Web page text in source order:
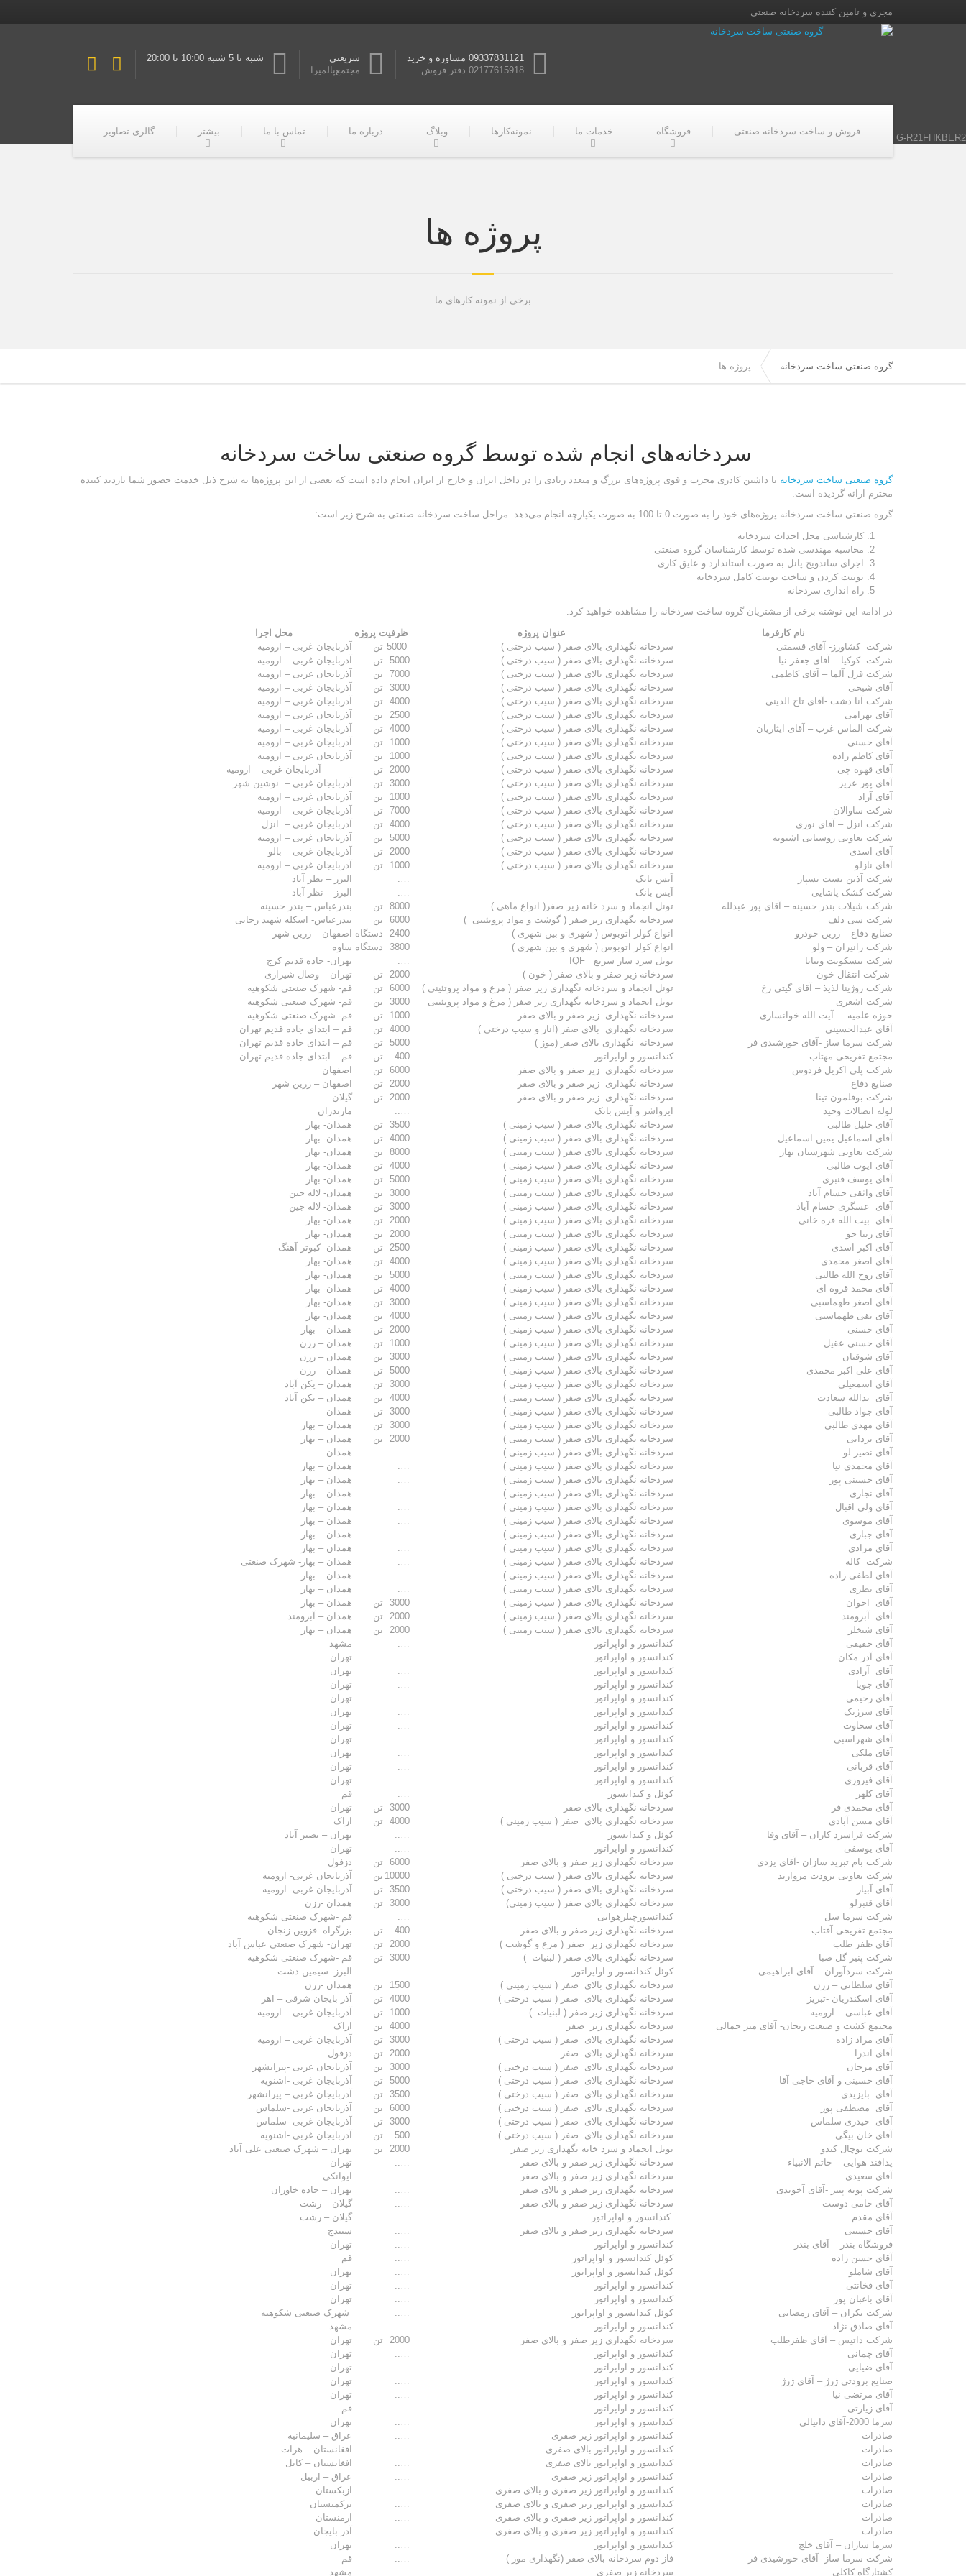
مجری و تامین کننده سردخانه صنعتی
09337831121 مشاوره و خرید
02177615918 دفتر فروش
شریعتی
مجتمع‌پالمیرا
شنبه تا 5 شنبه 10:00 تا 20:00
فروش و ساخت سردخانه صنعتی فروشگاه خدمات ما نمونه‌کارها وبلاگ درباره ما تماس با ما بیشتر گالری تصاویر
G-R21FHKBER2
پروژه ها
برخی از نمونه کارهای ما
گروه صنعتی ساخت سردخانه پروژه ها
سردخانه‌های انجام شده توسط گروه صنعتی ساخت سردخانه
گروه صنعتی ساخت سردخانه با داشتن کادری مجرب و قوی پروژه‌های بزرگ و متعدد زیادی را در داخل ایران و خارج از ایران انجام داده است که بعضی از این پروژه‌ها به شرح ذیل خدمت حضور شما بازدید کننده
محترم ارائه گردیده است.
گروه صنعتی ساخت سردخانه پروژه‌های خود را به صورت 0 تا 100 به صورت یکپارچه انجام می‌دهد. مراحل ساخت سردخانه صنعتی به شرح زیر است:
کارشناسی محل احداث سردخانه
محاسبه مهندسی شده توسط کارشناسان گروه صنعتی
اجرای ساندویچ پانل به صورت استاندارد و عایق کاری
یونیت کردن و ساخت یونیت کامل سردخانه
راه اندازی سردخانه
در ادامه این نوشته برخی از مشتریان گروه ساخت سردخانه را مشاهده خواهید کرد.
نام کارفرما
عنوان پروژه ظرفیت پروژه
محل اجرا
شرکت کشاورز- آقای قسمتی
سردخانه نگهداری بالای صفر ( سیب درختی ) تن
آذربایجان غربی – ارومیه
شرکت کوکیا – آقای جعفر نیا
سردخانه نگهداری بالای صفر ( سیب درختی ) 5000 تن
آذربایجان غربی – ارومیه
شرکت قزل آلما – آقای کاظمی
سردخانه نگهداری بالای صفر ( سیب درختی ) 7000 تن
آذربایجان غربی – ارومیه
آقای شیخی
سردخانه نگهداری بالای صفر ( سیب درختی ) 3000 تن
آذربایجان غربی – ارومیه
شرکت آنا دشت -آقای تاج الدینی
سردخانه نگهداری بالای صفر ( سیب درختی ) 4000 تن
آذربایجان غربی – ارومیه
آقای بهرامی
سردخانه نگهداری بالای صفر ( سیب درختی ) 2500 تن
آذربایجان غربی – ارومیه
شرکت الماس غرب – آقای ایثاریان
سردخانه نگهداری بالای صفر ( سیب درختی ) 4000 تن
آذربایجان غربی – ارومیه
آقای حسنی
سردخانه نگهداری بالای صفر ( سیب درختی ) 1000 تن
آذربایجان غربی – ارومیه
آقای کاظم زاده
سردخانه نگهداری بالای صفر ( سیب درختی ) 1000 تن
آذربایجان غربی – ارومیه
آقای قهوه چی
سردخانه نگهداری بالای صفر ( سیب درختی ) 2000 تن
آذربایجان غربی – ارومیه
آقای پور عزیز
سردخانه نگهداری بالای صفر ( سیب درختی ) 3000 تن
آذربایجان غربی – نوشین شهر
آقای آزاد
سردخانه نگهداری بالای صفر ( سیب درختی ) 1000 تن
آذربایجان غربی – ارومیه
شرکت ساوالان
سردخانه نگهداری بالای صفر ( سیب درختی ) 7000 تن
آذربایجان غربی – ارومیه
شرکت انزل – آقای نوری
سردخانه نگهداری بالای صفر ( سیب درختی ) 4000 تن
آذربایجان غربی – انزل
شرکت تعاونی روستایی اشنویه
سردخانه نگهداری بالای صفر ( سیب درختی ) 5000 تن
آذربایجان غربی – ارومیه
آقای اسدی
سردخانه نگهداری بالای صفر ( سیب درختی ) 2000 تن
آذربایجان غربی – بالو
آقای نازلو
سردخانه نگهداری بالای صفر ( سیب درختی ) 1000 تن
آذربایجان غربی – ارومیه
شرکت آذین بست بسپار
آیس بانک
البرز – نظر آباد
شرکت کشک پاشایی
آیس بانک
البرز – نظر آباد
شرکت شیلات بندر حسینه – آقای پور عبدلله
تونل انجماد و سرد خانه زیر صفر( انواع ماهی ) 8000 تن
بندرعباس – بندر حسینه
شرکت سی دلف
سردخانه نگهداری زیر صفر ( گوشت و مواد پروتئینی ) 6000 تن
بندرعباس- اسکله شهید رجایی
صنایع دفاع – زرین خودرو
انواع کولر اتوبوس ( شهری و بین شهری ) 2400 دستگاه اصفهان – زرین شهر
شرکت رانیران – ولو
انواع کولر اتوبوس ( شهری و بین شهری ) 3800 دستگاه ساوه
شرکت بیسکویت ویتانا
تونل سرد ساز سریع IQF
تهران- جاده قدیم کرج
شرکت انتقال خون
سردخانه زیر صفر و بالای صفر ( خون ) 2000 تن
تهران – وصال شیرازی
شرکت روژینا لذیذ – آقای گیتی رخ
تونل انجماد و سردخانه نگهداری زیر صفر ( مرغ و مواد پروتئینی ) 6000 تن
قم- شهرک صنعتی شکوهیه
شرکت اشعری
تونل انجماد و سردخانه نگهداری زیر صفر ( مرغ و مواد پروتئینی 3000 تن
قم- شهرک صنعتی شکوهیه
حوزه علمیه – آیت الله خوانساری
سردخانه نگهداری زیر صفر و بالای صفر 1000 تن
قم- شهرک صنعتی شکوهیه
آقای عبدالحسینی
سردخانه نگهداری بالای صفر (انار و سیب درختی ) 4000 تن
قم – ابتدای جاده قدیم تهران
شرکت سرما ساز -آقای خورشیدی فر
سردخانه نگهداری بالای صفر (موز ) 5000 تن
قم – ابتدای جاده قدیم تهران
مجتمع تفریحی مهتاب
کندانسور و اواپراتور 400 تن
قم – ابتدای جاده قدیم تهران
شرکت پلی اکریل فردوس
سردخانه نگهداری زیر صفر و بالای صفر 6000 تن
اصفهان
صنایع دفاع
سردخانه نگهداری زیر صفر و بالای صفر 2000 تن
اصفهان – زرین شهر
شرکت بوقلمون تینا
سردخانه نگهداری زیر صفر و بالای صفر 2000 تن
گیلان
لوله اتصالات وحید
ایرواشر و آیس بانک
مازندران
آقای خلیل طالبی
سردخانه نگهداری بالای صفر ( سیب زمینی ) 3500 تن
همدان- بهار
آقای اسماعیل یمین اسماعیل
سردخانه نگهداری بالای صفر ( سیب زمینی ) 4000 تن
همدان- بهار
شرکت تعاونی شهرستان بهار
سردخانه نگهداری بالای صفر ( سیب زمینی ) 8000 تن
همدان- بهار
آقای ایوب طالبی
سردخانه نگهداری بالای صفر ( سیب زمینی ) 4000 تن
همدان- بهار
آقای یوسف قنبری
سردخانه نگهداری بالای صفر ( سیب زمینی ) 5000 تن
همدان- بهار
آقای واثقی حسام آباد
سردخانه نگهداری بالای صفر ( سیب زمینی ) 3000 تن
همدان- لاله جین
آقای عسگری حسام آباد
سردخانه نگهداری بالای صفر ( سیب زمینی ) 3000 تن
همدان- لاله جین
آقای بیت الله قره خانی
سردخانه نگهداری بالای صفر ( سیب زمینی ) 2000 تن
همدان- بهار
آقای زیبا جو
سردخانه نگهداری بالای صفر ( سیب زمینی ) 2000 تن
همدان- بهار
آقای اکبر اسدی
سردخانه نگهداری بالای صفر ( سیب زمینی ) 2500 تن
همدان- کبوتر آهنگ
آقای اصغر محمدی
سردخانه نگهداری بالای صفر ( سیب زمینی ) 4000 تن
همدان- بهار
آقای روح الله طالبی
سردخانه نگهداری بالای صفر ( سیب زمینی ) 5000 تن
همدان- بهار
آقای محمد قروه ای
سردخانه نگهداری بالای صفر ( سیب زمینی ) 4000 تن
همدان- بهار
آقای اصغر طهماسبی
سردخانه نگهداری بالای صفر ( سیب زمینی ) 3000 تن
همدان- بهار
آقای تقی طهماسبی
سردخانه نگهداری بالای صفر ( سیب زمینی ) 4000 تن
همدان- بهار
آقای حسنی
سردخانه نگهداری بالای صفر ( سیب زمینی ) 2000 تن
همدان – بهار
آقای حسنی عقیل
سردخانه نگهداری بالای صفر ( سیب زمینی ) 1000 تن
همدان – رزن
آقای شوقیان
سردخانه نگهداری بالای صفر ( سیب زمینی ) 3000 تن
همدان – رزن
آقای علی اکبر محمدی
سردخانه نگهداری بالای صفر ( سیب زمینی ) 5000 تن
همدان – رزن
آقای اسمعیلی
سردخانه نگهداری بالای صفر ( سیب زمینی ) 3000 تن
همدان – یکن آباد
آقای یدالله سعادت
سردخانه نگهداری بالای صفر ( سیب زمینی ) 4000 تن
همدان – یکن آباد
آقای جواد طالبی
سردخانه نگهداری بالای صفر ( سیب زمینی ) 3000 تن
همدان
آقای مهدی طالبی
سردخانه نگهداری بالای صفر ( سیب زمینی ) 3000 تن
همدان – بهار
آقای یزدانی
سردخانه نگهداری بالای صفر ( سیب زمینی ) 2000 تن
همدان – بهار
آقای نصیر لو
سردخانه نگهداری بالای صفر ( سیب زمینی )
همدان
آقای محمدی نیا
سردخانه نگهداری بالای صفر ( سیب زمینی )
همدان – بهار
آقای حسینی پور
سردخانه نگهداری بالای صفر ( سیب زمینی )
همدان – بهار
آقای نجاری
سردخانه نگهداری بالای صفر ( سیب زمینی )
همدان – بهار
آقای ولی اقبال
سردخانه نگهداری بالای صفر ( سیب زمینی )
همدان – بهار
آقای موسوی
سردخانه نگهداری بالای صفر ( سیب زمینی )
همدان – بهار
آقای جباری
سردخانه نگهداری بالای صفر ( سیب زمینی )
همدان – بهار
آقای مرادی
سردخانه نگهداری بالای صفر ( سیب زمینی )
همدان – بهار
شرکت کاله
سردخانه نگهداری بالای صفر ( سیب زمینی )
همدان – بهار- شهرک صنعتی
آقای لطفی زاده
سردخانه نگهداری بالای صفر ( سیب زمینی )
همدان – بهار
آقای نظری
سردخانه نگهداری بالای صفر ( سیب زمینی )
همدان – بهار
آقای اخوان
سردخانه نگهداری بالای صفر ( سیب زمینی ) 3000 تن
همدان – بهار
آقای آبرومند
سردخانه نگهداری بالای صفر ( سیب زمینی ) 2000 تن
همدان – آبرومند
آقای شیخلر
سردخانه نگهداری بالای صفر ( سیب زمینی ) 2000 تن
همدان – بهار
آقای حقیقی
کندانسور و اواپراتور
مشهد
آقای آذر مکان
کندانسور و اواپراتور
تهران
آقای آزادی
کندانسور و اواپراتور
تهران
آقای جویا
کندانسور و اواپراتور
تهران
آقای رحیمی
کندانسور و اواپراتور
تهران
آقای سرژیک
کندانسور و اواپراتور
تهران
آقای سخاوت
کندانسور و اواپراتور
تهران
آقای شهراسبی
کندانسور و اواپراتور
تهران
آقای ملکی
کندانسور و اواپراتور
تهران
آقای قربانی
کندانسور و اواپراتور
تهران
آقای فیروزی
کندانسور و اواپراتور
تهران
آقای کلهر
کوئل و کندانسور
قم
آقای محمدی فر
سردخانه نگهداری بالای صفر 3000 تن
تهران
آقای مسن آبادی
سردخانه نگهداری بالای صفر ( سیب زمینی ) 4000 تن
اراک
شرکت فراسرد کاران – آقای وفا
کوئل و کندانسور
تهران – نصیر آباد
آقای یوسفی
کندانسور و اواپراتور
تهران
شرکت بام تبرید سازان -آقای یزدی
سردخانه نگهداری زیر صفر و بالای صفر 6000 تن
دزفول
شرکت تعاونی برودت مروارید
سردخانه نگهداری بالای صفر ( سیب درختی ) 10000 تن
آذربایجان غربی- ارومیه
آقای آبیار
سردخانه نگهداری بالای صفر ( سیب درختی ) 3500 تن
آذربایجان غربی- ارومیه
آقای قنبرلو
سردخانه نگهداری بالای صفر ( سیب زمینی) 3000 تن
همدان -رزن
شرکت سرما سل
کندانسورچیلرهوایی
قم -شهرک صنعتی شکوهیه
مجتمع تفریحی آفتاب
سردخانه نگهداری زیر صفر و بالای صفر 400 تن
بزرگراه قزوین-زنجان
آقای ظفر طلب
سردخانه نگهداری زیر صفر ( مرغ و گوشت ) 2000 تن
تهران- شهرک صنعتی عباس آباد
شرکت پنیر گل صبا
سردخانه نگهداری بالای صفر ( لبنیات ) 3000 تن
قم -شهرک صنعتی شکوهیه
شرکت سردآوران – آقای ابراهیمی
کوئل کندانسور و اواپراتور
البرز- سیمین دشت
آقای سلطانی – رزن
سردخانه نگهداری بالای صفر ( سیب زمینی ) 1500 تن
همدان -رزن
آقای اسکندریان -تبریز
سردخانه نگهداری بالای صفر ( سیب درختی ) 4000 تن
آذر بایجان شرقی – اهر
آقای عباسی – ارومیه
سردخانه نگهداری زیر صفر ( لبنیات ) 1000 تن
آذربایجان غربی – ارومیه
مجتمع کشت و صنعت ریحان- آقای میر جمالی
سردخانه نگهداری زیر صفر 4000 تن
اراک
آقای مراد زاده
سردخانه نگهداری بالای صفر ( سیب درختی ) 3000 تن
آذربایجان غربی – ارومیه
آقای اندرا
سردخانه نگهداری بالای صفر 2000 تن
دزفول
آقای مرجان
سردخانه نگهداری بالای صفر ( سیب درختی ) 3000 تن
آذربایجان غربی -پیرانشهر
آقای حسینی و آقای حاجی آقا
سردخانه نگهداری بالای صفر ( سیب درختی ) 5000 تن
آذربایجان غربی -اشنویه
آقای بایزیدی
سردخانه نگهداری بالای صفر ( سیب درختی ) 3500 تن
آذربایجان غربی – پیرانشهر
آقای مصطفی پور
سردخانه نگهداری بالای صفر ( سیب درختی ) 6000 تن
آذربایجان غربی -سلماس
آقای حیدری سلماس
سردخانه نگهداری بالای صفر ( سیب درختی ) 3000 تن
آذربایجان غربی -سلماس
آقای خان بیگی
سردخانه نگهداری بالای صفر ( سیب درختی ) 500 تن
آذربایجان غربی -اشنویه
شرکت توچال کندو
تونل انجماد و سرد خانه نگهداری زیر صفر 2000 تن
تهران – شهرک صنعتی علی آباد
پدافند هوایی – خاتم الانبیاء
سردخانه نگهداری زیر صفر و بالای صفر
تهران
آقای سعیدی
سردخانه نگهداری زیر صفر و بالای صفر
ایوانکی
شرکت پونه پنیر -آقای آخوندی
سردخانه نگهداری زیر صفر و بالای صفر
تهران – جاده خاوران
آقای حامی دوست
سردخانه نگهداری زیر صفر و بالای صفر
گیلان – رشت
آقای مقدم
کندانسور و اواپراتور
گیلان – رشت
آقای حسینی
سردخانه نگهداری زیر صفر و بالای صفر
سنندج
فروشگاه بندر – آقای بندر
کندانسور و اواپراتور
تهران
آقای حسن زاده
کوئل کندانسور و اواپراتور
قم
آقای شاملو
کوئل کندانسور و اواپراتور
تهران
آقای فخانتی
کندانسور و اواپراتور
تهران
آقای باغبان پور
کندانسور و اواپراتور
تهران
شرکت تکران – آقای رمضانی
کوئل کندانسور و اواپراتور
شهرک صنعتی شکوهیه
آقای صادق نژاد
کندانسور و اواپراتور
مشهد
شرکت داتیس – آقای ظفرطلب
سردخانه نگهداری زیر صفر و بالای صفر 2000 تن
تهران
آقای چمانی
کندانسور و اواپراتور
تهران
آقای ضیایی
کندانسور و اواپراتور
تهران
صنایع برودتی ژرژ – آقای ژرژ
کندانسور و اواپراتور
تهران
آقای مرتضی نیا
کندانسور و اواپراتور
تهران
آقای زیارتی
کندانسور و اواپراتور
قم
سرما 2000-آقای دانیالی
کندانسور و اواپراتور
تهران
صادرات
کندانسور و اواپراتور زیر صفری
عراق – سلیمانیه
صادرات
کندانسور و اواپراتور بالای صفری
افغانستان – هرات
صادرات
کندانسور و اواپراتور بالای صفری
افغانستان – کابل
صادرات
کندانسور و اواپراتور زیر صفری
عراق – اربیل
صادرات
کندانسور و اواپراتور زیر صفری و بالای صفری
ازبکستان
صادرات
کندانسور و اواپراتور زیر صفری و بالای صفری
ترکمنستان
صادرات
کندانسور و اواپراتور زیر صفری و بالای صفری
ارمنستان
صادرات
کندانسور و اواپراتور زیر صفری و بالای صفری
آذر بایجان
سرما سازان – آقای خلج
کندانسور و اواپراتور
تهران
شرکت سرما ساز -آقای خورشیدی فر
فاز دوم سردخانه بالای صفر (نگهداری موز )
قم
کشتارگاه کاکلی
سردخانه زیر صفری مشهد